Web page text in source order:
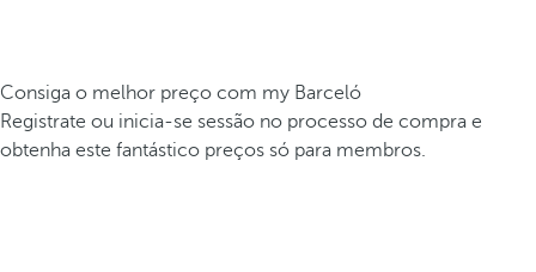
Consiga o melhor preço com my Barceló
Registrate ou inicia-se sessão no processo de compra e
obtenha este fantástico preços só para membros.